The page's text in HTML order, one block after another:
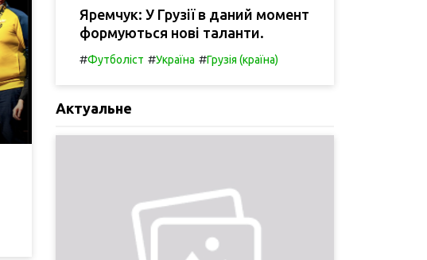
Яремчук: У Грузії в даний момент
формуються нові таланти.
#Футболіст #Україна #Грузія (країна)
Актуальне